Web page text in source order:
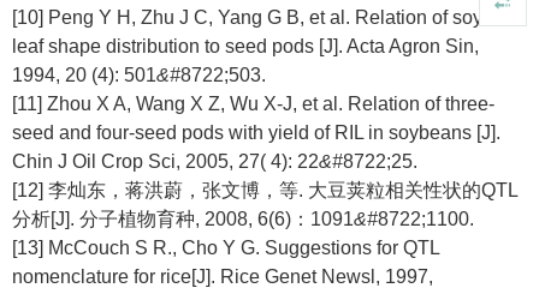
[10] Peng Y H, Zhu J C, Yang G B, et al. Relation of soybean
leaf shape distribution to seed pods [J]. Acta Agron Sin,
1994, 20 (4): 501&#8722;503.
[11] Zhou X A, Wang X Z, Wu X-J, et al. Relation of three-
seed and four-seed pods with yield of RIL in soybeans [J].
Chin J Oil Crop Sci, 2005, 27( 4): 22&#8722;25.
[12] 李灿东，蒋洪蔚，张文博，等. 大豆荚粒相关性状的QTL
分析[J]. 分子植物育种, 2008, 6(6)：1091&#8722;1100.
[13] McCouch S R., Cho Y G. Suggestions for QTL
nomenclature for rice[J]. Rice Genet Newsl, 1997,